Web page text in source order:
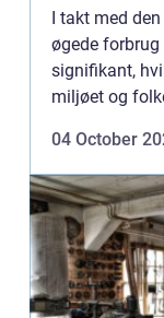
I takt med
øgede
signifikant,
miljøet og
04 October